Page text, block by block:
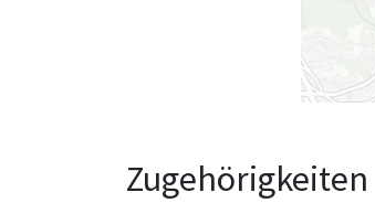
Zugehörigkeiten